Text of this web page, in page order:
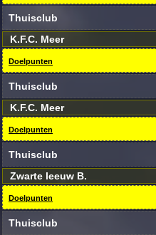
Thuisclub
K.F.C. Meer
Doelpunten
Thuisclub
K.F.C. Meer
Doelpunten
Thuisclub
Zwarte leeuw B.
Doelpunten
Thuisclub